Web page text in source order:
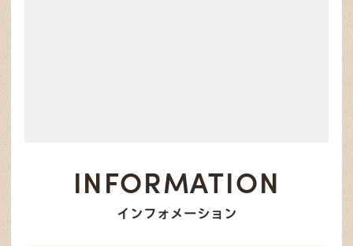
INFORMATION
インフォメーション